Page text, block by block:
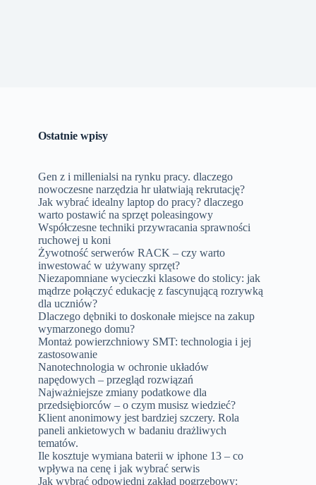
Ostatnie wpisy
Gen z i millenialsi na rynku pracy. dlaczego
nowoczesne narzędzia hr ułatwiają rekrutację?
Jak wybrać idealny laptop do pracy? dlaczego
warto postawić na sprzęt poleasingowy
Współczesne techniki przywracania sprawności
ruchowej u koni
Żywotność serwerów RACK – czy warto
inwestować w używany sprzęt?
Niezapomniane wycieczki klasowe do stolicy: jak
mądrze połączyć edukację z fascynującą rozrywką
dla uczniów?
Dlaczego dębniki to doskonałe miejsce na zakup
wymarzonego domu?
Montaż powierzchniowy SMT: technologia i jej
zastosowanie
Nanotechnologia w ochronie układów
napędowych – przegląd rozwiązań
Najważniejsze zmiany podatkowe dla
przedsiębiorców – o czym musisz wiedzieć?
Klient anonimowy jest bardziej szczery. Rola
paneli ankietowych w badaniu drażliwych
tematów.
Ile kosztuje wymiana baterii w iphone 13 – co
wpływa na cenę i jak wybrać serwis
Jak wybrać odpowiedni zakład pogrzebowy: